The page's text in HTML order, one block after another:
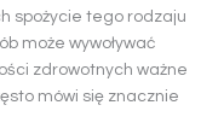
spożycie tego rodzaju
może wywoływać
zdrowotnych ważne
mówi się znacznie